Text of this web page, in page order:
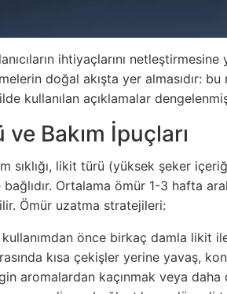
ihtiyaçlarını
doğal akışta yer almasıdır:
kullanılan açıklamalar
Bakım İpuçları
sıklığı, likit türü (yüksek şeker
Ortalama ömür 1-3 hafta
Ömür uzatma stratejileri:
kullanımdan önce birkaç damla likit
kısa çekişler yerine yavaş,
aromalardan kaçınmak veya